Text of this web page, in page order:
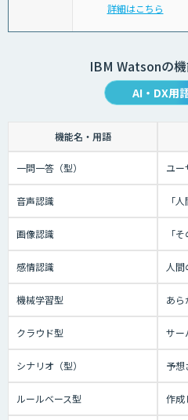
詳細はこちら
IBM Watsonの
AI・DX用
機能名・用語
一問一答（型） ユー
音声認識 「
画像認識 「
感情認識 人
機械学習型 あら
クラウド型 サー
シナリオ（型） 予想
ルールベース型 作成